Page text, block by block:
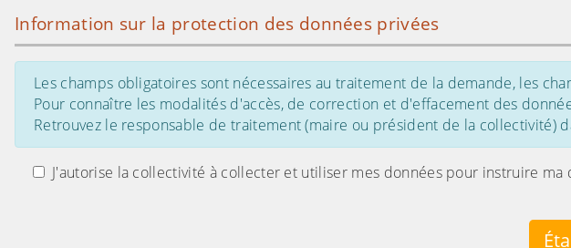
Information sur la protection des données privées
Les champs obligatoires sont nécessaires au traitement de la demande, les
Pour connaître les modalités d'accès, de correction et d'effacement des
Retrouvez le responsable de traitement (maire ou président de la collectivité)
J'autorise la collectivité à collecter et utiliser mes données pour instruire